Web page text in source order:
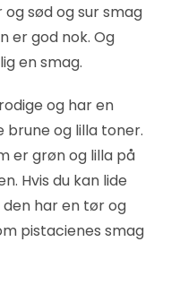
sød og sur smag
er god nok. Og
en smag.
og har en
brune og lilla toner.
er grøn og lilla på
Hvis du kan lide
har en tør og
pistacienes smag